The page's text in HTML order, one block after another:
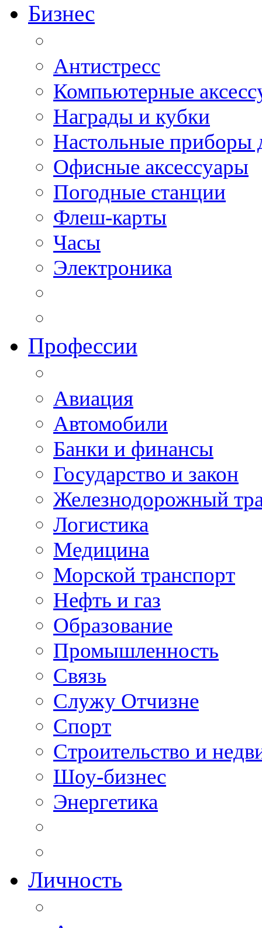
Бизнес
Антистресс
Компьютерные
Награды и кубки
Настольные приборы
Офисные аксессуары
Погодные станции
Флеш-карты
Часы
Электроника
Профессии
Авиация
Автомобили
Банки и финансы
Государство и закон
Железнодорожный
Логистика
Медицина
Морской транспорт
Нефть и газ
Образование
Промышленность
Связь
Служу Отчизне
Спорт
Строительство и
Шоу-бизнес
Энергетика
Личность